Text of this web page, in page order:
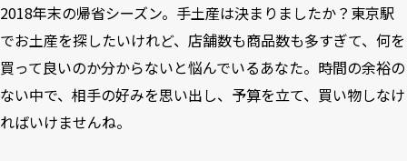
2018年末の帰省シーズン。手土産は決まりましたか？東京駅
でお土産を探したいけれど、店舗数も商品数も多すぎて、何を
買って良いのか分からないと悩んでいるあなた。時間の余裕の
ない中で、相手の好みを思い出し、予算を立て、買い物しなけ
ればいけませんね。